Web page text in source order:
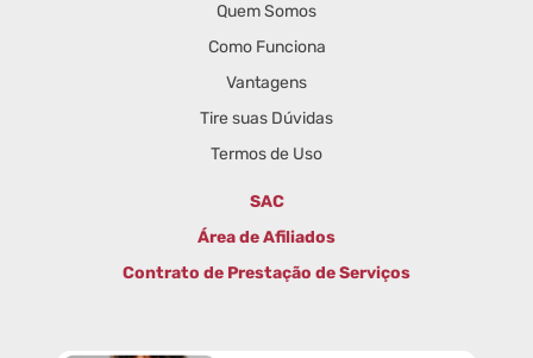
Quem Somos
Como Funciona
Vantagens
Tire suas Dúvidas
Termos de Uso
SAC
Área de Afiliados
Contrato de Prestação de Serviços